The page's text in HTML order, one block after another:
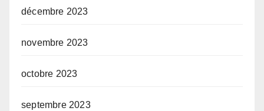
décembre 2023
novembre 2023
octobre 2023
septembre 2023